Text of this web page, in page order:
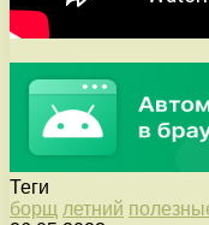
Теги
борщ летний